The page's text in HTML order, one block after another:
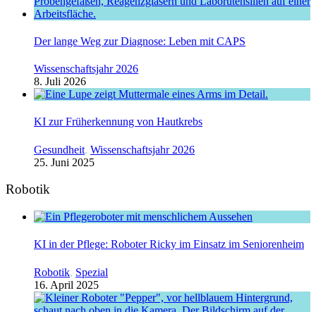
Der lange Weg zur Diagnose: Leben mit CAPS
Wissenschaftsjahr 2026
8. Juli 2026
KI zur Früherkennung von Hautkrebs
Gesundheit, Wissenschaftsjahr 2026
25. Juni 2025
Robotik
KI in der Pflege: Roboter Ricky im Einsatz im Seniorenheim
Robotik, Spezial
16. April 2025